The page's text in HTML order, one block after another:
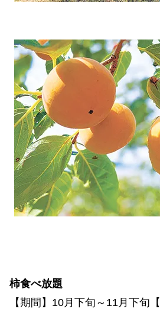
柿食べ放題
【期間】10月下旬～11月下旬